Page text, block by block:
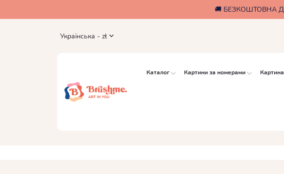
🚚 БЕЗКОШТОВНА
Українська - zł
Каталог Картини за номерами